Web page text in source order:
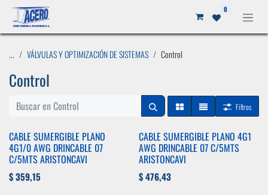
Ir al contenido 0
... VÁLVULAS Y OPTIMIZACIÓN DE SISTEMAS Control
Control
Filtros
CABLE SUMERGIBLE PLANO
4G1/0 AWG DRINCABLE 07
C/5MTS ARISTONCAVI
$359,15
CABLE SUMERGIBLE PLANO 4G1
AWG DRINCABLE 07 C/5MTS
ARISTONCAVI
$476,43